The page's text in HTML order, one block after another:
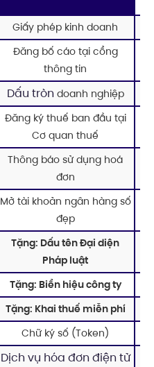
Giấy phép kinh doanh
Đăng bố cáo tại cổng
thông tin
Dấu tròn doanh nghiệp
Đăng ký thuế ban đầu tại
Cơ quan thuế
Thông báo sử dụng hoá
đơn
Mở tài khoản ngân hàng số
đẹp
Tặng: Dấu tên Đại diện
Pháp luật
Tặng: Biển hiệu công ty
Tặng: Khai thuế miễn phí
Chữ ký số (Token)
Dịch vụ hóa đơn điện tử